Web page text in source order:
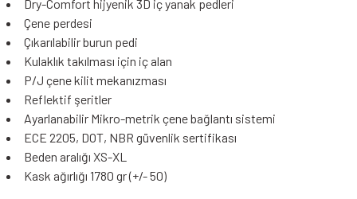
Dry-Comfort hijyenik 3D iç yanak pedleri
Çene perdesi
Çıkarılabilir burun pedi
Kulaklık takılması için iç alan
P/J çene kilit mekanızması
Reflektif şeritler
Ayarlanabilir Mikro-metrik çene bağlantı sistemi
ECE 2205, DOT, NBR güvenlik sertifikası
Beden aralığı XS-XL
Kask ağırlığı 1780 gr (+/- 50)